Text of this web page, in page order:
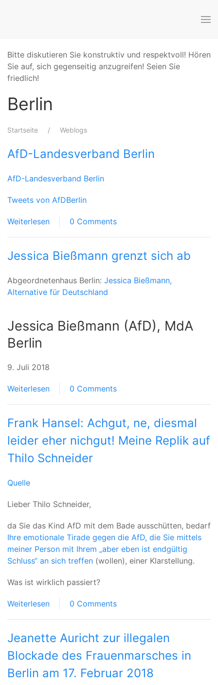
Bitte diskutieren Sie konstruktiv und respektvoll! Hören
Sie auf, sich gegenseitig anzugreifen! Seien Sie
friedlich!
Berlin
Startseite Weblogs
AfD-Landesverband Berlin
AfD-Landesverband Berlin
Tweets von AfDBerlin
Weiterlesen 0 Comments
Jessica Bießmann grenzt sich ab
Abgeordnetenhaus Berlin: Jessica Bießmann,
Alternative für Deutschland
Jessica Bießmann (AfD), MdA
Berlin
9. Juli 2018
Weiterlesen 0 Comments
Frank Hansel: Achgut, ne, diesmal
leider eher nichgut! Meine Replik auf
Thilo Schneider
Quelle
Lieber Thilo Schneider,
da Sie das Kind AfD mit dem Bade ausschütten, bedarf
Ihre emotionale Tirade gegen die AfD, die Sie mittels
meiner Person mit Ihrem „aber eben ist endgültig
Schluss“ an sich treffen (wollen), einer Klarstellung.
Was ist wirklich passiert?
Weiterlesen 0 Comments
Jeanette Auricht zur illegalen
Blockade des Frauenmarsches in
Berlin am 17. Februar 2018